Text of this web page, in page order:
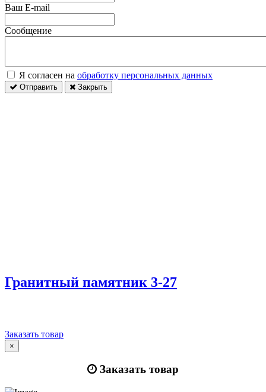
Ваш E-mail
Сообщение
Я согласен на обработку персональных данных
Отправить Закрыть
Гранитный памятник 3-27
Заказать товар
×
Заказать товар